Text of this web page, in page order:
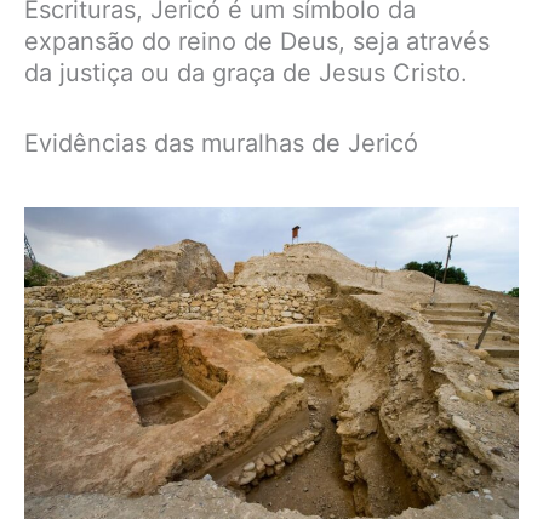
Escrituras, Jericó é um símbolo da
expansão do reino de Deus, seja através
da justiça ou da graça de Jesus Cristo.
Evidências das muralhas de Jericó